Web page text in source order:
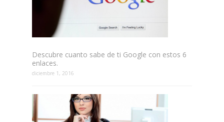
Descubre cuanto sabe de ti Google con estos 6
enlaces.
diciembre 1, 2016